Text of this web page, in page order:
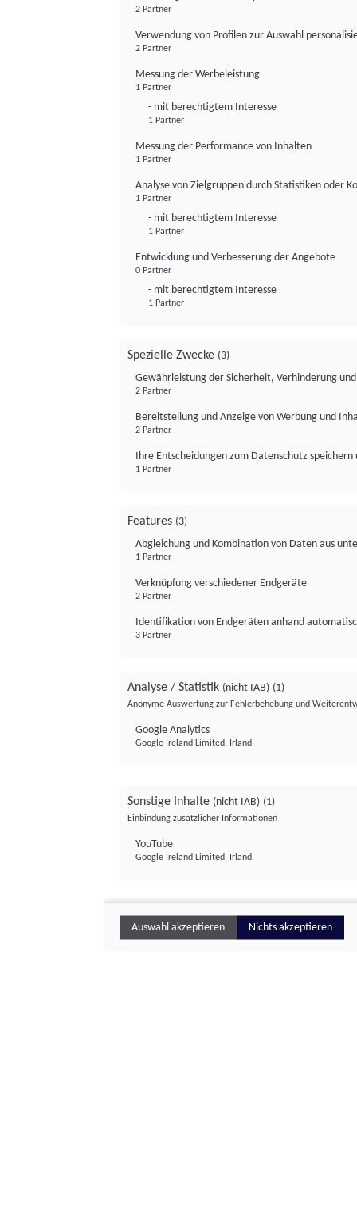
2 Partner
Verwendung von Profilen zur Auswahl
2 Partner
Messung der Werbeleistung
1 Partner
- mit berechtigtem Interesse
1 Partner
Messung der Performance von Inhalten
1 Partner
Analyse von Zielgruppen durch Statistiken oder
1 Partner
- mit berechtigtem Interesse
1 Partner
Entwicklung und Verbesserung der Angebote
0 Partner
- mit berechtigtem Interesse
1 Partner
Spezielle Zwecke (3)
Gewährleistung der Sicherheit, Verhinderung
2 Partner
Bereitstellung und Anzeige von Werbung und
2 Partner
Ihre Entscheidungen zum Datenschutz
1 Partner
Features (3)
Abgleichung und Kombination von Daten aus
1 Partner
Verknüpfung verschiedener Endgeräte
2 Partner
Identifikation von Endgeräten anhand
3 Partner
Analyse / Statistik (nicht IAB) (1)
Anonyme Auswertung zur Fehlerbehebung und
Google Analytics
Google Ireland Limited, Irland
Sonstige Inhalte (nicht IAB) (1)
Einbindung zusätzlicher Informationen
YouTube
Google Ireland Limited, Irland
Auswahl akzeptieren Nichts akzeptieren